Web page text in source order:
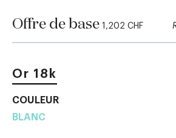
Offre de base 1,202 CHF
Or 18k
COULEUR
BLANC